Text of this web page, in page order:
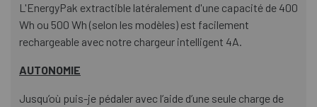
L'EnergyPak extractible latéralement d'une capacité de 400
Wh ou 500 Wh (selon les modèles) est facilement
rechargeable avec notre chargeur intelligent 4A.
AUTONOMIE
Jusqu’où puis-je pédaler avec l’aide d’une seule charge de